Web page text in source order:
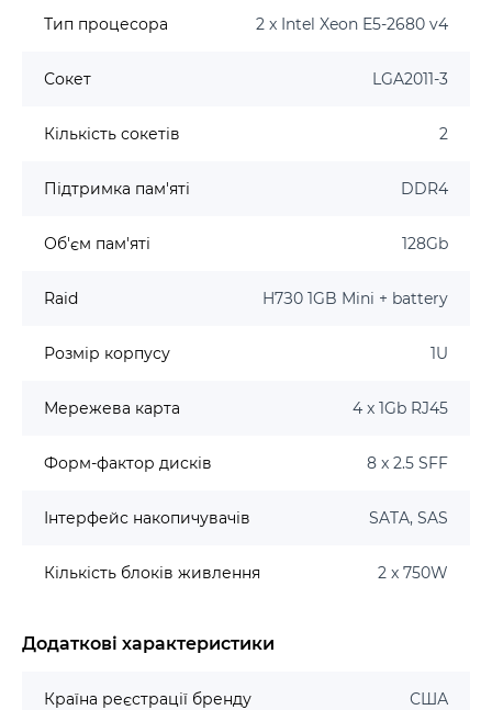
Тип процесора 2 x Intel Xeon E5-2680 v4
Сокет LGA2011-3
Кількість сокетів 2
Підтримка пам'яті DDR4
Об'єм пам'яті 128Gb
Raid H7З0 1GB Mini + battery
Розмір корпусу 1U
Мережева карта 4 x 1Gb RJ45
Форм-фактор дисків 8 x 2.5 SFF
Інтерфейс накопичувачів SATA, SAS
Кількість блоків живлення 2 x 750W
Додаткові характеристики
Країна реєстрації бренду США